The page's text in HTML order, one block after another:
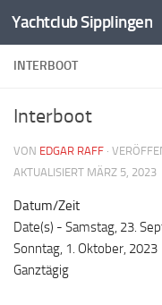
Zum Inhalt springen
Yachtclub Sipplingen
INTERBOOT
Interboot
VON EDGAR RAFF ·
AKTUALISIERT MÄRZ 5, 2023
Datum/Zeit
Date(s) - Samstag, 23.
Sonntag, 1. Oktober, 2023
Ganztägig